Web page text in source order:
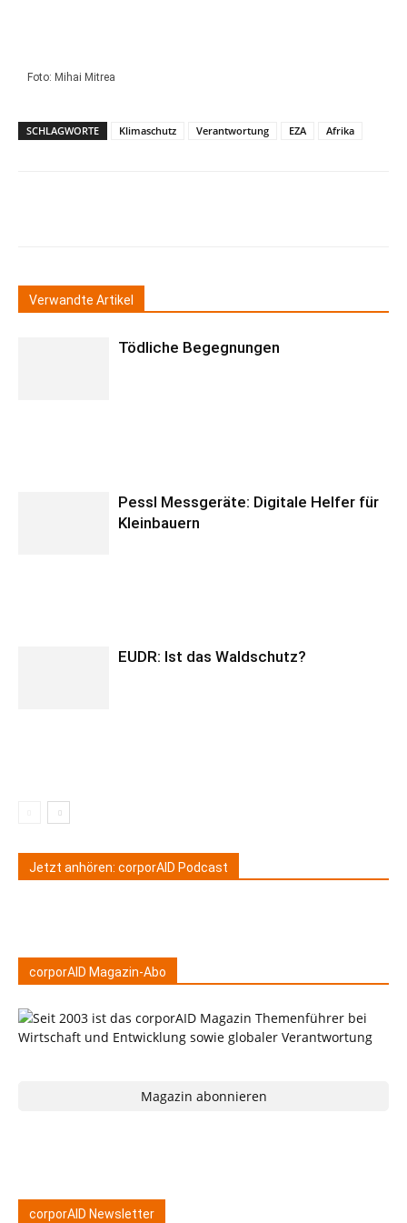
Foto: Mihai Mitrea
SCHLAGWORTE Klimaschutz Verantwortung EZA Afrika
Verwandte Artikel
Tödliche Begegnungen
Pessl Messgeräte: Digitale Helfer für
Kleinbauern
EUDR: Ist das Waldschutz?
Jetzt anhören: corporAID Podcast
corporAID Magazin-Abo
Magazin abonnieren
corporAID Newsletter